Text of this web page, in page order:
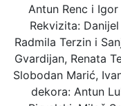
Antun Renc i
Rekvizita:
Radmila Terzin i
Gvardijan, Renata
Slobodan Marić,
dekora: Antun